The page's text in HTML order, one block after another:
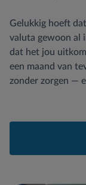
Gelukkig hoeft
valuta gewoon al
dat het jou
een maand van
zonder zorgen —